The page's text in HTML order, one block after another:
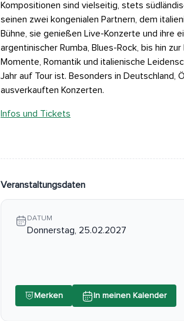
Kompositionen sind vielseitig, stets
seinen zwei kongenialen Partnern, dem
Bühne, sie genießen Live-Konzerte und ihre
argentinischer Rumba, Blues-Rock, bis hin
Momente, Romantik und italienische
Jahr auf Tour ist. Besonders in Deutschland,
ausverkauften Konzerten.
Infos und Tickets
Veranstaltungsdaten
DATUM
Donnerstag, 25.02.2027
Merken In meinen Kalender